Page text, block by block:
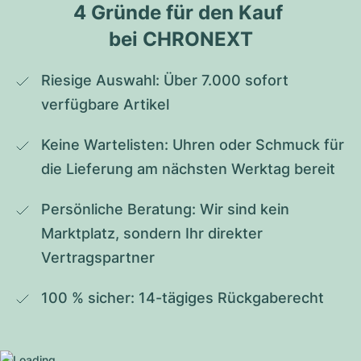
4 Gründe für den Kauf
bei CHRONEXT
Riesige Auswahl: Über 7.000 sofort
verfügbare Artikel
Keine Wartelisten: Uhren oder Schmuck für
die Lieferung am nächsten Werktag bereit
Persönliche Beratung: Wir sind kein
Marktplatz, sondern Ihr direkter
Vertragspartner
100 % sicher: 14-tägiges Rückgaberecht